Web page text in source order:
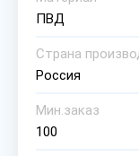
ПВД
Страна
Россия
Мин.заказ
100